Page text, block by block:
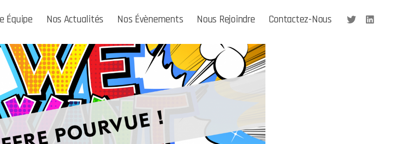
Équipe Nos Actualités Nos Évènements Nous Rejoindre Contactez-Nous